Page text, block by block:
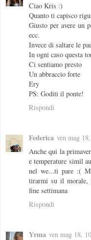
Ciao Kris :)
Quanto ti capisco
Giusto per avere un
ecc.
Invece di saltare le
In ogni caso questa
Ci sentiamo presto
Un abbraccio forte
Ery
PS: Goditi il ponte!
Rispondi
Federica ven mag
Anche qui la
e temperature simil
nel we...ti pare :(
tirarmi su il morale,
fine settimana
Rispondi
Yrma ven mag 18,